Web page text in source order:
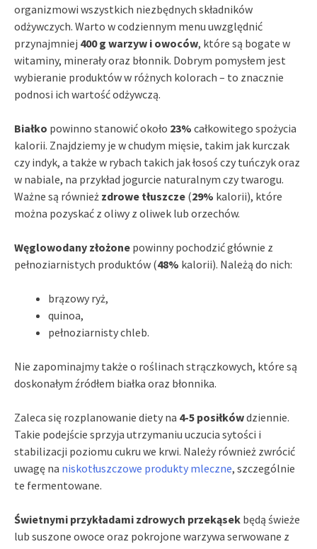
organizmowi wszystkich niezbędnych składników
odżywczych. Warto w codziennym menu uwzględnić
przynajmniej 400 g warzyw i owoców, które są bogate w
witaminy, minerały oraz błonnik. Dobrym pomysłem jest
wybieranie produktów w różnych kolorach – to znacznie
podnosi ich wartość odżywczą.
Białko powinno stanowić około 23% całkowitego spożycia
kalorii. Znajdziemy je w chudym mięsie, takim jak kurczak
czy indyk, a także w rybach takich jak łosoś czy tuńczyk oraz
w nabiale, na przykład jogurcie naturalnym czy twarogu.
Ważne są również zdrowe tłuszcze (29% kalorii), które
można pozyskać z oliwy z oliwek lub orzechów.
Węglowodany złożone powinny pochodzić głównie z
pełnoziarnistych produktów (48% kalorii). Należą do nich:
brązowy ryż,
quinoa,
pełnoziarnisty chleb.
Nie zapominajmy także o roślinach strączkowych, które są
doskonałym źródłem białka oraz błonnika.
Zaleca się rozplanowanie diety na 4-5 posiłkówdziennie.
Takie podejście sprzyja utrzymaniu uczucia sytości i
stabilizacji poziomu cukru we krwi. Należy również zwrócić
uwagę na niskotłuszczowe produkty mleczne, szczególnie
te fermentowane.
Świetnymi przykładami zdrowych przekąsek będą świeże
lub suszone owoce oraz pokrojone warzywa serwowane z